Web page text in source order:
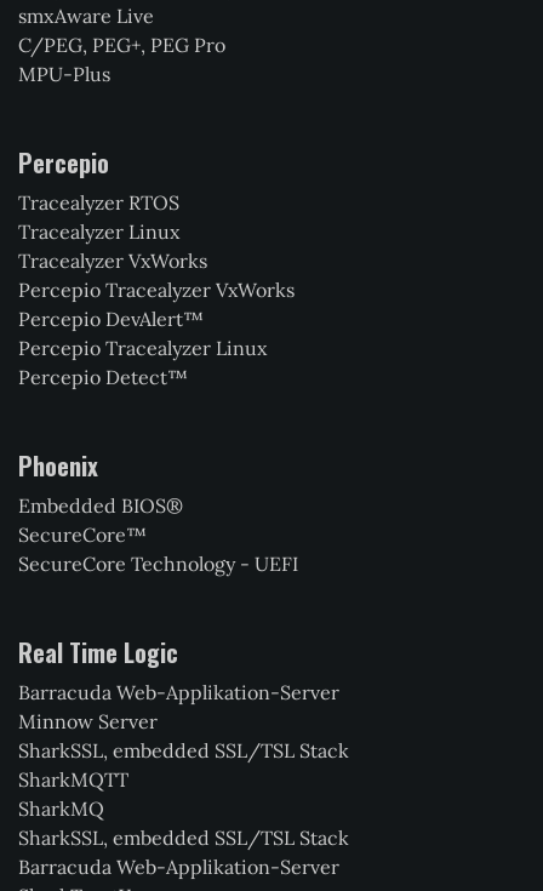
smxAware Live
C/PEG, PEG+, PEG Pro
MPU-Plus
Percepio
Tracealyzer RTOS
Tracealyzer Linux
Tracealyzer VxWorks
Percepio Tracealyzer VxWorks
Percepio DevAlert™
Percepio Tracealyzer Linux
Percepio Detect™
Phoenix
Embedded BIOS®
SecureCore™
SecureCore Technology - UEFI
Real Time Logic
Barracuda Web-Applikation-Server
Minnow Server
SharkSSL, embedded SSL/TSL Stack
SharkMQTT
SharkMQ
SharkSSL, embedded SSL/TSL Stack
Barracuda Web-Applikation-Server